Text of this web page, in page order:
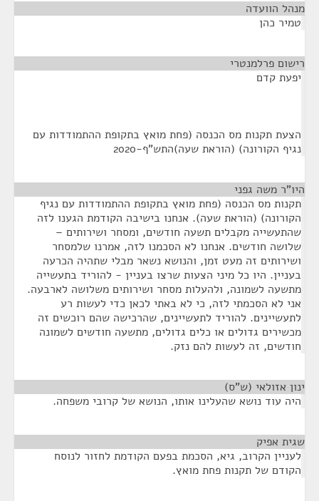
מנהל הוועדה
טמיר כהן
רישום פרלמנטרי
יפעת קדם
הצעת תקנות מס הכנסה (פחת מואץ בתקופת ההתמודדות עם
נגיף הקורונה) (הוראת שעה)התש"ף-2020
היו"ר משה גפני
תקנות מס הכנסה (פחת מואץ בתקופת ההתמודדות עם נגיף
הקורונה) (הוראת שעה). אנחנו בישיבה הקודמת הגענו לזה
שהתעשייה מקבלים תשעה חודשים, ומסחר ושירותים –
שלושה חודשים. אנחנו לא הסכמנו לזה, אמרנו שלמסחר
ושירותים זה מעט זמן, והנושא נשאר מבלי שתהיה הכרעה
בעניין. היו כל מיני הצעות שרצו בעניין - להוריד בתעשייה
מתשעה לשמונה, ולהעלות מסחר ושירותים משלושה לארבעה.
אני לא הסכמתי לזה, כי לא באתי לכאן כדי לעשות רע
לתעשיינים. להוריד לתעשיינים, שהרכישה שהם רוכשים זה
מכשירים גדולים או כלים גדולים, מתשעה חודשים לשמונה
חודשים, זה לעשות להם נזק.
ינון אזולאי (ש"ס)
היה עוד נושא שהעלינו אותו, הנושא של קרובי משפחה.
שגית אפיק
לעניין הקרוב, גיא, הסכמת בפעם הקודמת לחזור לנוסח
הקודם של תקנות פחת מואץ.